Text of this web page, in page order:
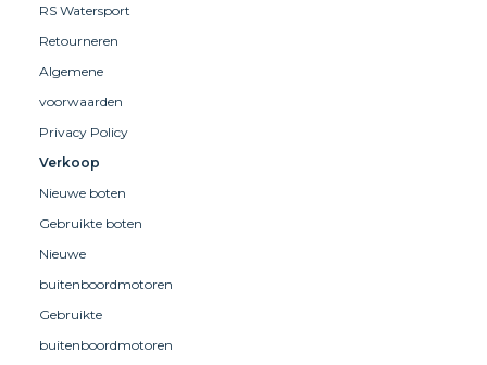
RS Watersport
Retourneren
Algemene
voorwaarden
Privacy Policy
Verkoop
Nieuwe boten
Gebruikte boten
Nieuwe
buitenboordmotoren
Gebruikte
buitenboordmotoren